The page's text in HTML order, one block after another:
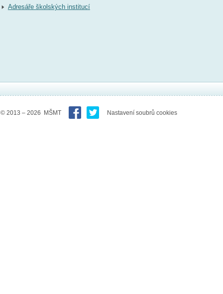
Adresáře školských institucí
© 2013 – 2026 MŠMT Nastavení soubrů cookies